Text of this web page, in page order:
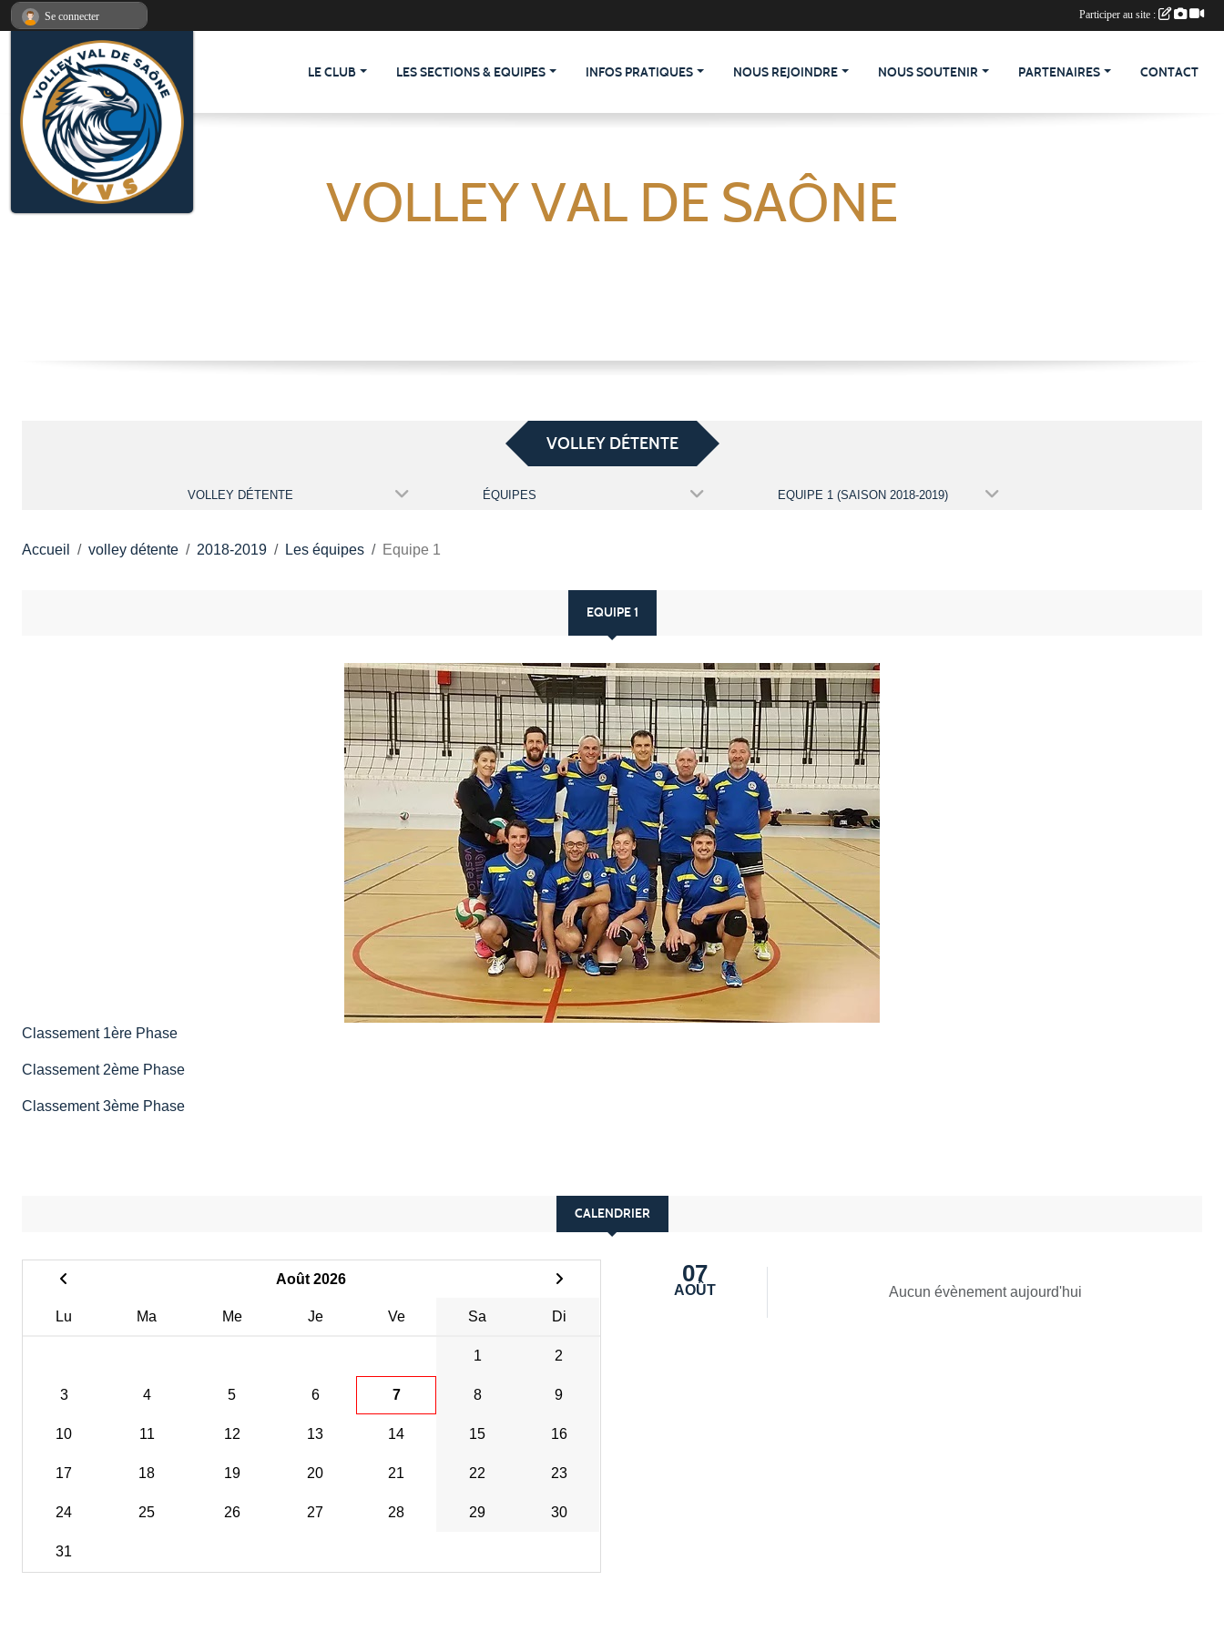
LE CLUB LES SECTIONS & EQUIPES INFOS PRATIQUES NOUS REJOINDRE NOUS SOUTENIR PARTENAIRES CONTACT
VOLLEY VAL DE SAÔNE
VOLLEY DÉTENTE
VOLLEY DÉTENTE ÉQUIPES EQUIPE 1 (SAISON 2018-2019)
Accueil volley détente 2018-2019 Les équipes Equipe 1
EQUIPE 1
Classement 1ère Phase
Classement 2ème Phase
Classement 3ème Phase
CALENDRIER
Août 2026
Lu Ma Me Je Ve Sa Di
1 2
3 4 5 6 7 8 9
10 11 12 13 14 15 16
17 18 19 20 21 22 23
24 25 26 27 28 29 30
31
07
AOÛT Aucun évènement aujourd'hui
Se connecter Participer au site :
Panneau de gestion des cookies